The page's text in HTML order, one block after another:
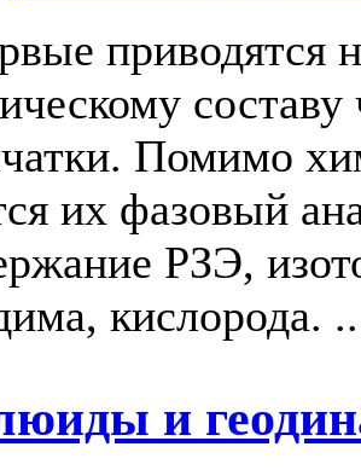
приводятся
составу
Помимо
их фазовый
РЗЭ,
кислорода.
и